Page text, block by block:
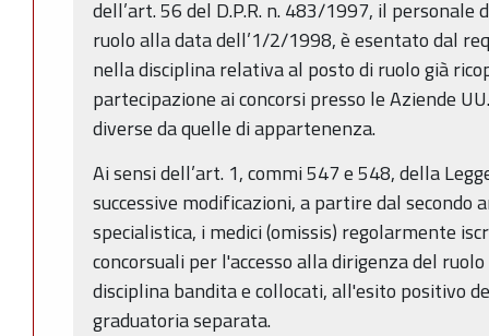
dell’art. 56 del D.P.R. n. 483/1997, il
ruolo alla data dell’1/2/1998, è esentato dal
nella disciplina relativa al posto di ruolo già
partecipazione ai concorsi presso le Aziende
diverse da quelle di appartenenza.
Ai sensi dell’art. 1, commi 547 e 548, della
successive modificazioni, a partire dal secondo
specialistica, i medici (omissis) regolarmente
concorsuali per l'accesso alla dirigenza del
disciplina bandita e collocati, all'esito positivo
graduatoria separata.